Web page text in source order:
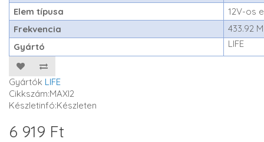
Elem típusa
12V-os
Frekvencia
433.92
Gyártó
LIFE
Gyártók LIFE
Cikkszám:MAXI2
Készletinfó:Készleten
6 919 Ft